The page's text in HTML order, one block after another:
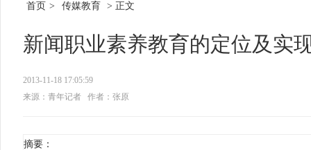
首页 > 传媒教育 > 正文
新闻职业素养教育的定位及实
2013-11-18 17:05:59
来源：青年记者
作者：张原
摘要：